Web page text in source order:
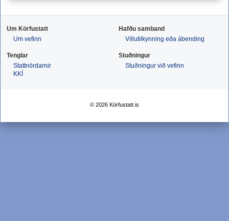
Um Körfustatt
Um vefinn
Hafðu samband
Villutilkynning eða ábending
Tenglar
Stattnördarnir
KKÍ
Stuðningur
Stuðningur við vefinn
© 2026 Körfustatt.is